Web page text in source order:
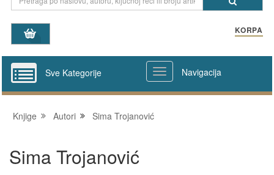
KORPA
Sve Kategorije Navigacija
Knjige Autori Sima Trojanović
Sima Trojanović